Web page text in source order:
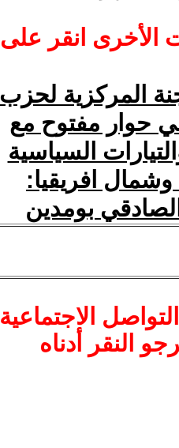
الأخرى انقر على
المركزية لحزب
حوار مفتوح مع
السياسية
افريقيا:
بومدين
الاجتماعية
النقر أدناه